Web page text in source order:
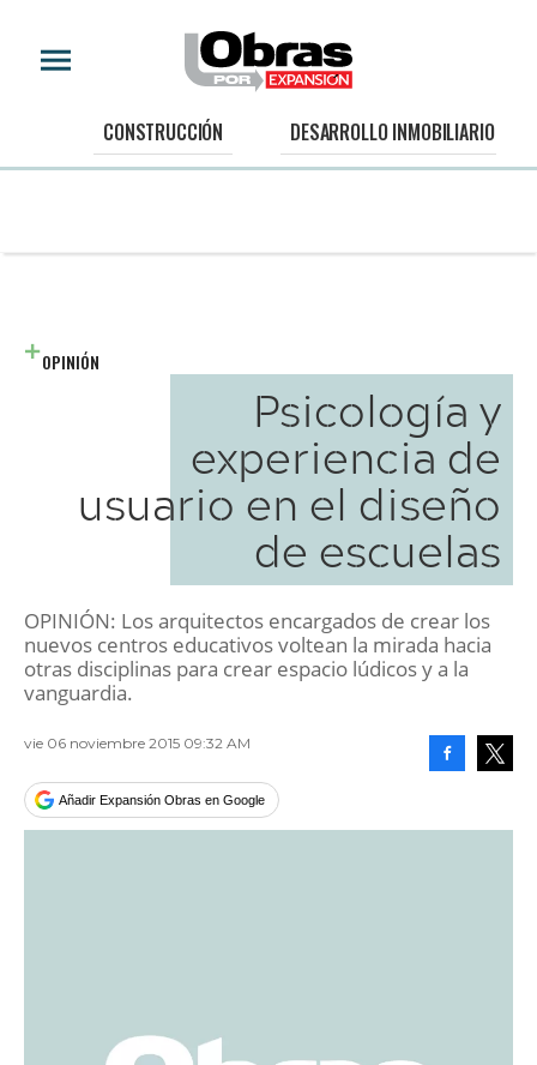
CONSTRUCCIÓN DESARROLLO INMOBILIARIO
OPINIÓN
Psicología y
experiencia de
usuario en el diseño
de escuelas
OPINIÓN: Los arquitectos encargados de crear los
nuevos centros educativos voltean la mirada hacia
otras disciplinas para crear espacio lúdicos y a la
vanguardia.
vie 06 noviembre 2015 09:32 AM
Añadir Expansión Obras en Google